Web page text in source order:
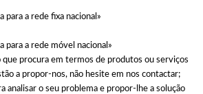
a rede fixa nacional»
a rede móvel nacional»
que procura em termos de produtos ou serviços
a propor-nos, não hesite em nos contactar;
analisar o seu problema e propor-lhe a solução